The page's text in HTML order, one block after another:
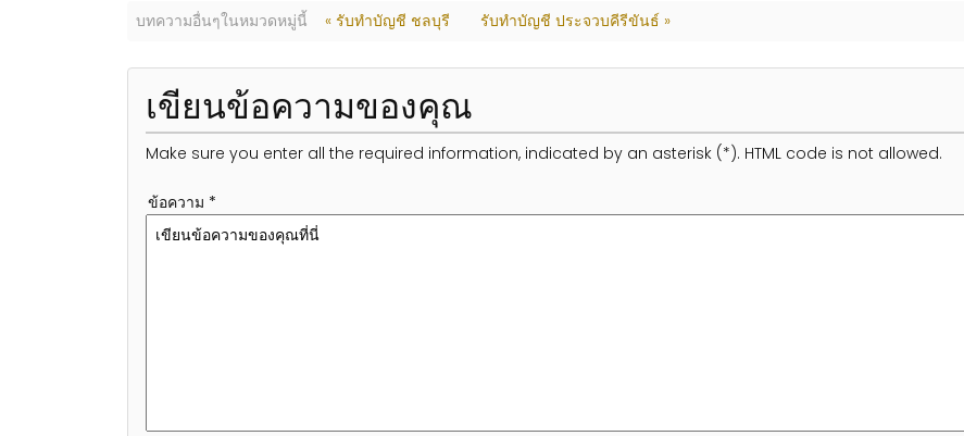
บทความอื่นๆในหมวดหมู่นี้ « รับทำบัญชี ชลบุรี รับทำบัญชี ประจวบคีรีขันธ์ »
เขียนข้อความของคุณ
Make sure you enter all the required information, indicated by an asterisk (*). HTML code is not allowed.
ข้อความ *